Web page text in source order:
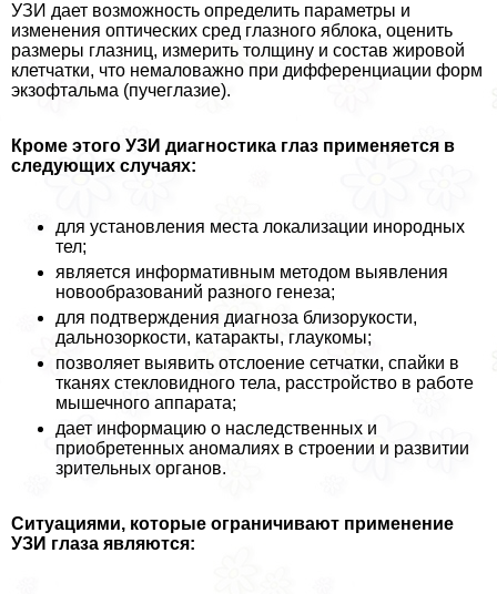
УЗИ дает возможность определить параметры и
изменения оптических сред глазного яблока, оценить
размеры глазниц, измерить толщину и состав жировой
клетчатки, что немаловажно при дифференциации форм
экзофтальма (пучеглазие).
Кроме этого УЗИ диагностика глаз применяется в
следующих случаях:
для установления места локализации инородных
тел;
является информативным методом выявления
новообразований разного генеза;
для подтверждения диагноза близорукости,
дальнозоркости, катаpaкты, глаукомы;
позволяет выявить отслоение сетчатки, спайки в
тканях стекловидного тела, расстройство в работе
мышечного аппарата;
дает информацию о наследственных и
приобретенных аномалиях в строении и развитии
зрительных органов.
Ситуациями, которые ограничивают применение
УЗИ глаза являются: